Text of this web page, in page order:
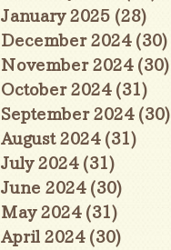
January 2025 (28)
December 2024 (30)
November 2024 (30)
October 2024 (31)
September 2024 (30)
August 2024 (31)
July 2024 (31)
June 2024 (30)
May 2024 (31)
April 2024 (30)